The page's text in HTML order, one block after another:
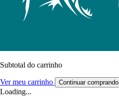
Subtotal do carrinho
Ver meu carrinho Continuar comprando
Loading...